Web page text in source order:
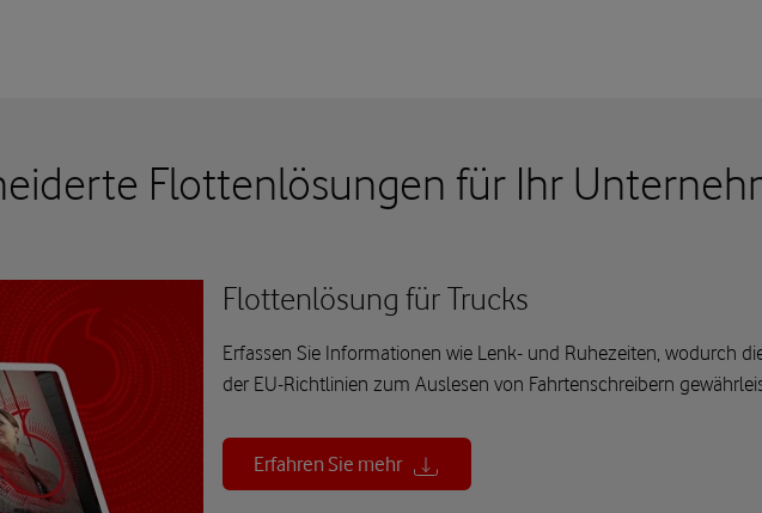
Flottenlösungen für Ihr
Flottenlösung für Trucks
Erfassen Sie Informationen wie Lenk- und Ruhezeiten, wodurch
der EU-Richtlinien zum Auslesen von Fahrtenschreibern
Erfahren Sie mehr